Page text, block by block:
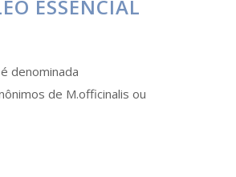
ESSENCIAL
denominada
de M.officinalis ou